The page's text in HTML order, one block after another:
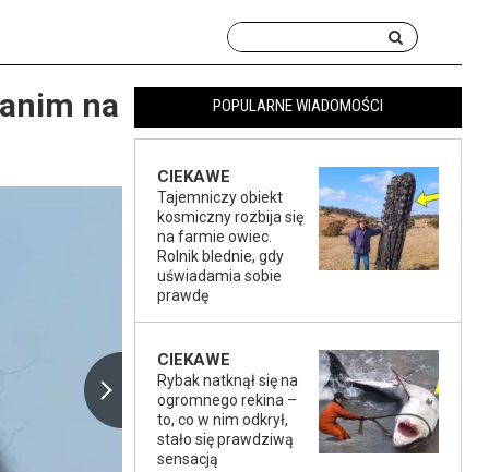
na POPULARNE WIADOMOŚCI
CIEKAWE
Tajemniczy obiekt
kosmiczny rozbija się
na farmie owiec.
Rolnik blednie, gdy
uświadamia sobie
prawdę
CIEKAWE
Rybak natknął się na
ogromnego rekina –
to, co w nim odkrył,
stało się prawdziwą
sensacją